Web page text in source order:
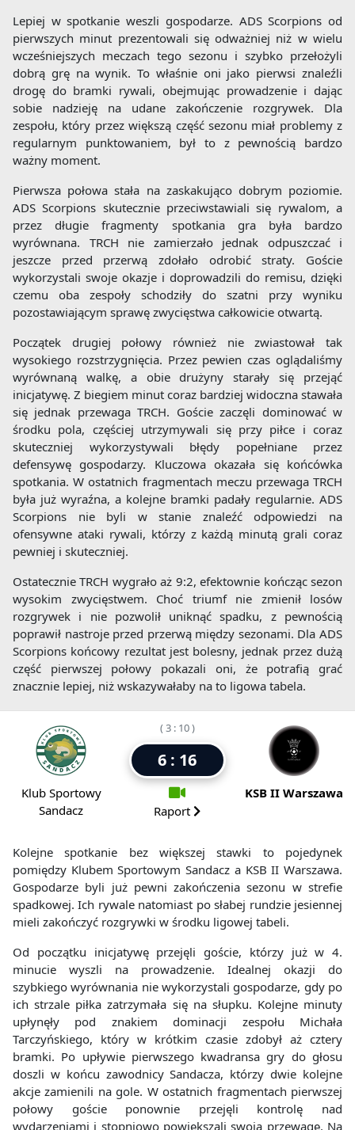
Lepiej w spotkanie weszli gospodarze. ADS Scorpions od
pierwszych minut prezentowali się odważniej niż w wielu
wcześniejszych meczach tego sezonu i szybko przełożyli
dobrą grę na wynik. To właśnie oni jako pierwsi znaleźli
drogę do bramki rywali, obejmując prowadzenie i dając
sobie nadzieję na udane zakończenie rozgrywek. Dla
zespołu, który przez większą część sezonu miał problemy z
regularnym punktowaniem, był to z pewnością bardzo
ważny moment.
Pierwsza połowa stała na zaskakująco dobrym poziomie.
ADS Scorpions skutecznie przeciwstawiali się rywalom, a
przez długie fragmenty spotkania gra była bardzo
wyrównana. TRCH nie zamierzało jednak odpuszczać i
jeszcze przed przerwą zdołało odrobić straty. Goście
wykorzystali swoje okazje i doprowadzili do remisu, dzięki
czemu oba zespoły schodziły do szatni przy wyniku
pozostawiającym sprawę zwycięstwa całkowicie otwartą.
Początek drugiej połowy również nie zwiastował tak
wysokiego rozstrzygnięcia. Przez pewien czas oglądaliśmy
wyrównaną walkę, a obie drużyny starały się przejąć
inicjatywę. Z biegiem minut coraz bardziej widoczna stawała
się jednak przewaga TRCH. Goście zaczęli dominować w
środku pola, częściej utrzymywali się przy piłce i coraz
skuteczniej wykorzystywali błędy popełniane przez
defensywę gospodarzy. Kluczowa okazała się końcówka
spotkania. W ostatnich fragmentach meczu przewaga TRCH
była już wyraźna, a kolejne bramki padały regularnie. ADS
Scorpions nie byli w stanie znaleźć odpowiedzi na
ofensywne ataki rywali, którzy z każdą minutą grali coraz
pewniej i skuteczniej.
Ostatecznie TRCH wygrało aż 9:2, efektownie kończąc sezon
wysokim zwycięstwem. Choć triumf nie zmienił losów
rozgrywek i nie pozwolił uniknąć spadku, z pewnością
poprawił nastroje przed przerwą między sezonami. Dla ADS
Scorpions końcowy rezultat jest bolesny, jednak przez dużą
część pierwszej połowy pokazali oni, że potrafią grać
znacznie lepiej, niż wskazywałaby na to ligowa tabela.
Klub Sportowy
Sandacz
( 3 : 10 )
6 : 16
Raport
KSB II Warszawa
Kolejne spotkanie bez większej stawki to pojedynek
pomiędzy Klubem Sportowym Sandacz a KSB II Warszawa.
Gospodarze byli już pewni zakończenia sezonu w strefie
spadkowej. Ich rywale natomiast po słabej rundzie jesiennej
mieli zakończyć rozgrywki w środku ligowej tabeli.
Od początku inicjatywę przejęli goście, którzy już w 4.
minucie wyszli na prowadzenie. Idealnej okazji do
szybkiego wyrównania nie wykorzystali gospodarze, gdy po
ich strzale piłka zatrzymała się na słupku. Kolejne minuty
upłynęły pod znakiem dominacji zespołu Michała
Tarczyńskiego, który w krótkim czasie zdobył aż cztery
bramki. Po upływie pierwszego kwadransa gry do głosu
doszli w końcu zawodnicy Sandacza, którzy dwie kolejne
akcje zamienili na gole. W ostatnich fragmentach pierwszej
połowy goście ponownie przejęli kontrolę nad
wydarzeniami i stopniowo powiększali swoją przewagę. Na